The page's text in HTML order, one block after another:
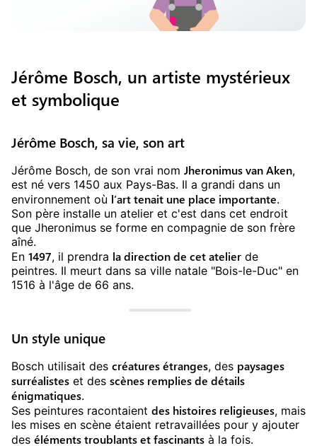
Jérôme Bosch, un artiste mystérieux
et symbolique
Jérôme Bosch, sa vie, son art
Jérôme Bosch, de son vrai nom Jheronimus van Aken,
est né vers 1450 aux Pays-Bas. Il a grandi dans un
environnement où l’art tenait une place importante.
Son père installe un atelier et c'est dans cet endroit
que Jheronimus se forme en compagnie de son frère
aîné.
En 1497, il prendra la direction de cet atelier de
peintres. Il meurt dans sa ville natale "Bois-le-Duc" en
1516 à l'âge de 66 ans.
Un style unique
Bosch utilisait des créatures étranges, des paysages
surréalistes et des scènes remplies de détails
énigmatiques.
Ses peintures racontaient des histoires religieuses, mais
les mises en scène étaient retravaillées pour y ajouter
des éléments troublants et fascinants à la fois.